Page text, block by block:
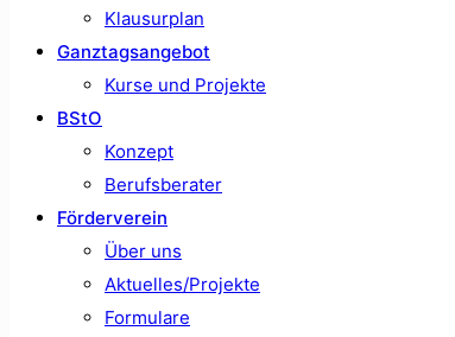
Klausurplan
Ganztagsangebot
Kurse und Projekte
BStO
Konzept
Berufsberater
Förderverein
Über uns
Aktuelles/Projekte
Formulare